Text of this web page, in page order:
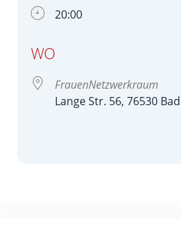
20:00
WO
FrauenNetzwerkraum
Lange Str. 56, 76530